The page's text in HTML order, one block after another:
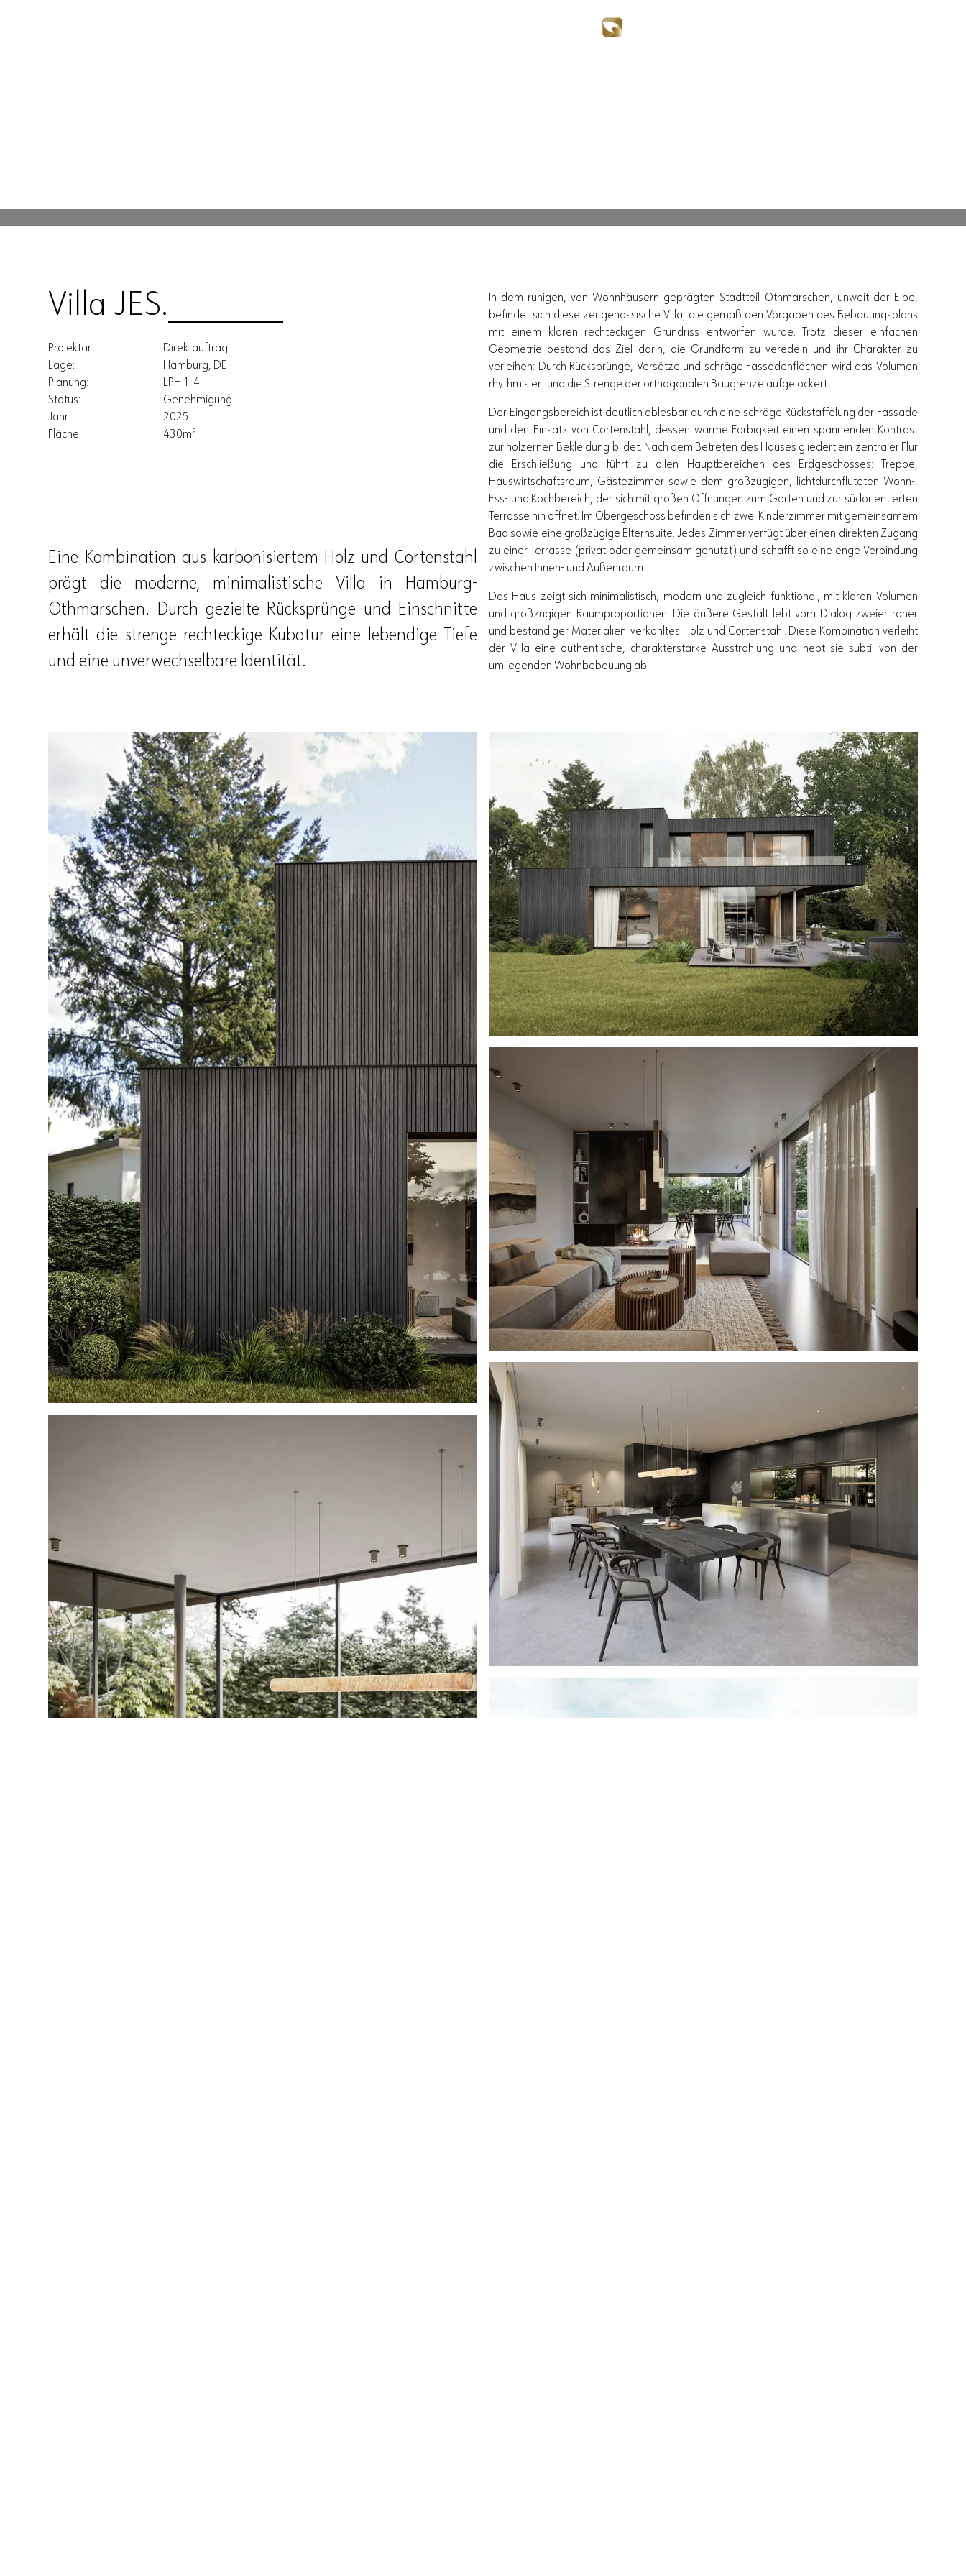
Villa JES.
Projektart:
Direktauftrag
Lage:
Hamburg, DE
Planung:
LPH 1-4
Status:
Genehmigung
Jahr:
2025
Fläche
430m²
Eine Kombination aus karbonisiertem Holz und Cortenstahl
prägt die moderne, minimalistische Villa in Hamburg-
Othmarschen. Durch gezielte Rücksprünge und Einschnitte
erhält die strenge rechteckige Kubatur eine lebendige Tiefe
und eine unverwechselbare Identität.
In dem ruhigen, von Wohnhäusern geprägten Stadtteil Othmarschen, unweit der Elbe,
befindet sich diese zeitgenössische Villa, die gemäß den Vorgaben des Bebauungsplans
mit einem klaren rechteckigen Grundriss entworfen wurde. Trotz dieser einfachen
Geometrie bestand das Ziel darin, die Grundform zu veredeln und ihr Charakter zu
verleihen: Durch Rücksprünge, Versätze und schräge Fassadenflächen wird das Volumen
rhythmisiert und die Strenge der orthogonalen Baugrenze aufgelockert.
Der Eingangsbereich ist deutlich ablesbar durch eine schräge Rückstaffelung der Fassade
und den Einsatz von Cortenstahl, dessen warme Farbigkeit einen spannenden Kontrast
zur hölzernen Bekleidung bildet. Nach dem Betreten des Hauses gliedert ein zentraler Flur
die Erschließung und führt zu allen Hauptbereichen des Erdgeschosses: Treppe,
Hauswirtschaftsraum, Gästezimmer sowie dem großzügigen, lichtdurchfluteten Wohn-,
Ess- und Kochbereich, der sich mit großen Öffnungen zum Garten und zur südorientierten
Terrasse hin öffnet. Im Obergeschoss befinden sich zwei Kinderzimmer mit gemeinsamem
Bad sowie eine großzügige Elternsuite. Jedes Zimmer verfügt über einen direkten Zugang
zu einer Terrasse (privat oder gemeinsam genutzt) und schafft so eine enge Verbindung
zwischen Innen- und Außenraum.
Das Haus zeigt sich minimalistisch, modern und zugleich funktional, mit klaren Volumen
und großzügigen Raumproportionen. Die äußere Gestalt lebt vom Dialog zweier roher
und beständiger Materialien: verkohltes Holz und Cortenstahl. Diese Kombination verleiht
der Villa eine authentische, charakterstarke Ausstrahlung und hebt sie subtil von der
umliegenden Wohnbebauung ab.